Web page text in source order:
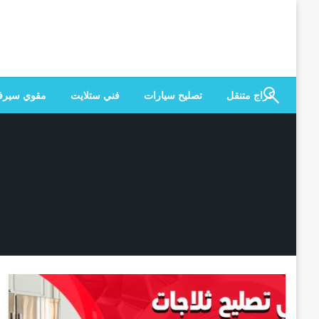
كراج متنقل
تصليح سيارات فني ستلايت مقوي